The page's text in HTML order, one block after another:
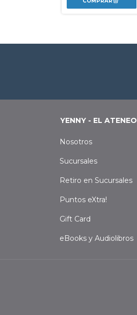
YENNY - EL ATENEO
Nosotros
Sucursales
Retiro en Sucursales
Puntos eXtra!
Gift Card
eBooks y Audiolibros